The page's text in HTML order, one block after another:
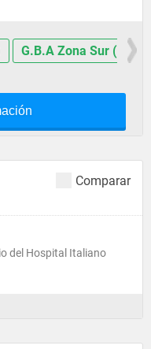
G.B.A Zona Sur (1)
Comparar
del Hospital Italiano